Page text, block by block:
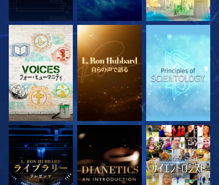
シリーズを探求 シリーズを探求 シリーズを探求
シリーズを探求 シリーズを探求 観る